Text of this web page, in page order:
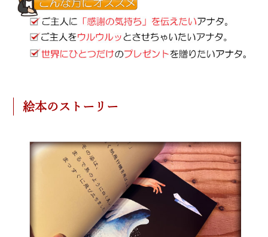
絵本のストーリー